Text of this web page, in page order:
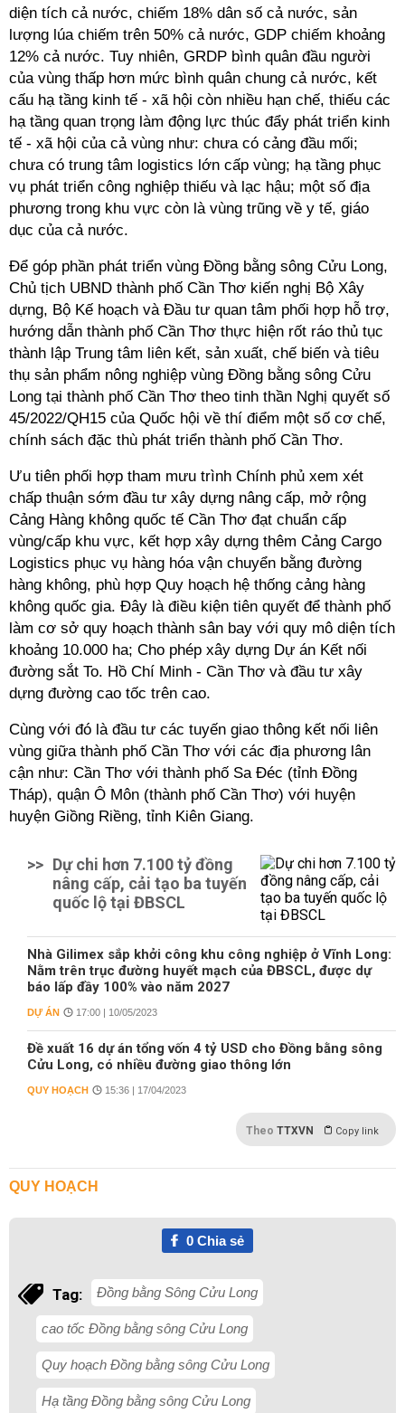
diện tích cả nước, chiếm 18% dân số cả nước, sản
lượng lúa chiếm trên 50% cả nước, GDP chiếm khoảng
12% cả nước. Tuy nhiên, GRDP bình quân đầu người
của vùng thấp hơn mức bình quân chung cả nước, kết
cấu hạ tầng kinh tế - xã hội còn nhiều hạn chế, thiếu các
hạ tầng quan trọng làm động lực thúc đẩy phát triển kinh
tế - xã hội của cả vùng như: chưa có cảng đầu mối;
chưa có trung tâm logistics lớn cấp vùng; hạ tầng phục
vụ phát triển công nghiệp thiếu và lạc hậu; một số địa
phương trong khu vực còn là vùng trũng về y tế, giáo
dục của cả nước.
Để góp phần phát triển vùng Đồng bằng sông Cửu Long,
Chủ tịch UBND thành phố Cần Thơ kiến nghị Bộ Xây
dựng, Bộ Kế hoạch và Đầu tư quan tâm phối hợp hỗ trợ,
hướng dẫn thành phố Cần Thơ thực hiện rốt ráo thủ tục
thành lập Trung tâm liên kết, sản xuất, chế biến và tiêu
thụ sản phẩm nông nghiệp vùng Đồng bằng sông Cửu
Long tại thành phố Cần Thơ theo tinh thần Nghị quyết số
45/2022/QH15 của Quốc hội về thí điểm một số cơ chế,
chính sách đặc thù phát triển thành phố Cần Thơ.
Ưu tiên phối hợp tham mưu trình Chính phủ xem xét
chấp thuận sớm đầu tư xây dựng nâng cấp, mở rộng
Cảng Hàng không quốc tế Cần Thơ đạt chuẩn cấp
vùng/cấp khu vực, kết hợp xây dựng thêm Cảng Cargo
Logistics phục vụ hàng hóa vận chuyển bằng đường
hàng không, phù hợp Quy hoạch hệ thống cảng hàng
không quốc gia. Đây là điều kiện tiên quyết để thành phố
làm cơ sở quy hoạch thành sân bay với quy mô diện tích
khoảng 10.000 ha; Cho phép xây dựng Dự án Kết nối
đường sắt To. Hồ Chí Minh - Cần Thơ và đầu tư xây
dựng đường cao tốc trên cao.
Cùng với đó là đầu tư các tuyến giao thông kết nối liên
vùng giữa thành phố Cần Thơ với các địa phương lân
cận như: Cần Thơ với thành phố Sa Đéc (tỉnh Đồng
Tháp), quận Ô Môn (thành phố Cần Thơ) với huyện
huyện Giồng Riềng, tỉnh Kiên Giang.
>> Dự chi hơn 7.100 tỷ đồng
nâng cấp, cải tạo ba tuyến
quốc lộ tại ĐBSCL
Nhà Gilimex sắp khởi công khu công nghiệp ở Vĩnh Long:
Nằm trên trục đường huyết mạch của ĐBSCL, được dự
báo lấp đầy 100% vào năm 2027
DỰ ÁN 17:00 | 10/05/2023
Đề xuất 16 dự án tổng vốn 4 tỷ USD cho Đồng bằng sông
Cửu Long, có nhiều đường giao thông lớn
QUY HOẠCH 15:36 | 17/04/2023
Theo TTXVN Copy link
QUY HOẠCH
0Chia sẻ
Tag: Đồng bằng Sông Cửu Long
cao tốc Đồng bằng sông Cửu Long
Quy hoạch Đồng bằng sông Cửu Long
Hạ tầng Đồng bằng sông Cửu Long